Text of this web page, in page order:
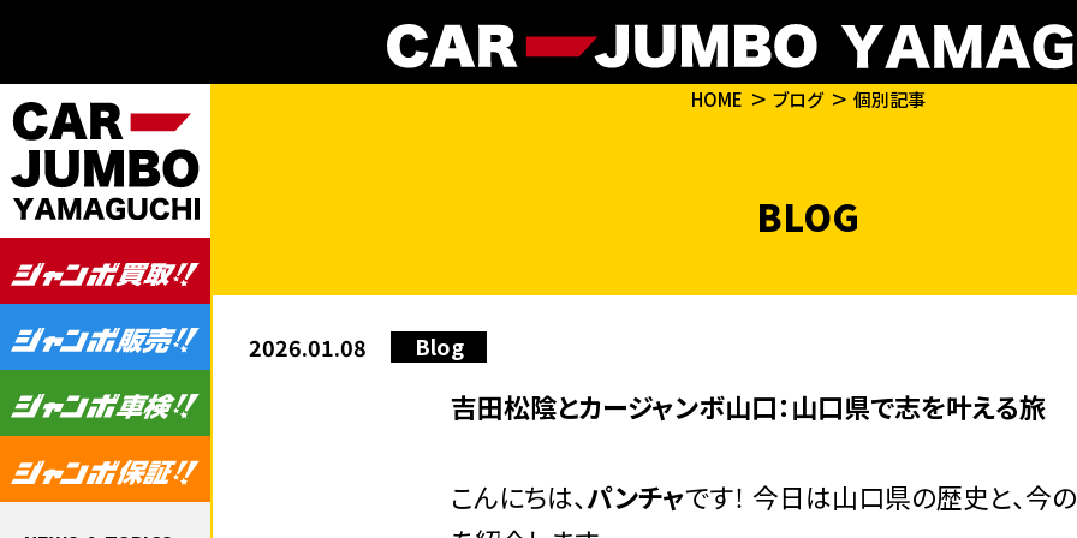
HOME ブログ 個別記事
BLOG
2026.01.08 Blog
吉田松陰とカージャンボ山口：山口県で志を叶える旅
こんにちは、パンチャです！ 今日は山口県の歴史と、今